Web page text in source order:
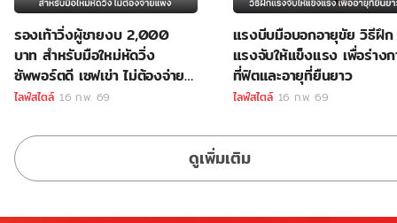
รองเท้าวิ่งผู้ชายงบ 2,000
บาท สำหรับมือใหม่หัดวิ่ง
ซัพพอร์ตดี เซฟเข่า ไม่ต้องจ่าย
แพง
ไลฟ์สไตล์ 16 ก.พ. 69
แรงบีบมือบอกอายุขัย วิธีฝึก
แรงจับให้แข็งแรง เพื่อร่าง
ที่ฟิตและอายุที่ยืนยาว
ไลฟ์สไตล์ 16 ก.พ. 69
ดูเพิ่มเติม